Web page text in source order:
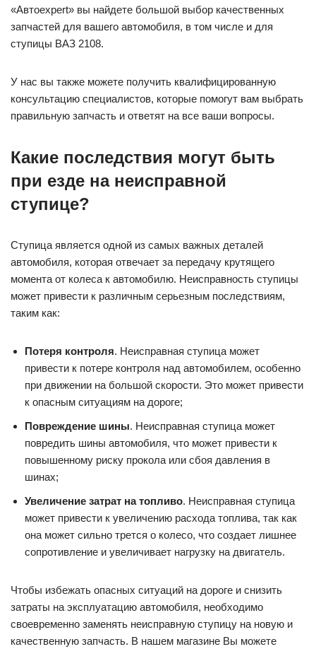
«Автоexpert» вы найдете большой выбор качественных
запчастей для вашего автомобиля, в том числе и для
ступицы ВАЗ 2108.
У нас вы также можете получить квалифицированную
консультацию специалистов, которые помогут вам выбрать
правильную запчасть и ответят на все ваши вопросы.
Какие последствия могут быть
при езде на неисправной
ступице?
Ступица является одной из самых важных деталей
автомобиля, которая отвечает за передачу крутящего
момента от колеса к автомобилю. Неисправность ступицы
может привести к различным серьезным последствиям,
таким как:
Потеря контроля. Неисправная ступица может
привести к потере контроля над автомобилем, особенно
при движении на большой скорости. Это может привести
к опасным ситуациям на дороге;
Повреждение шины. Неисправная ступица может
повредить шины автомобиля, что может привести к
повышенному риску прокола или сбоя давления в
шинах;
Увеличение затрат на топливо. Неисправная ступица
может привести к увеличению расхода топлива, так как
она может сильно трется о колесо, что создает лишнее
сопротивление и увеличивает нагрузку на двигатель.
Чтобы избежать опасных ситуаций на дороге и снизить
затраты на эксплуатацию автомобиля, необходимо
своевременно заменять неисправную ступицу на новую и
качественную запчасть. В нашем магазине Вы можете